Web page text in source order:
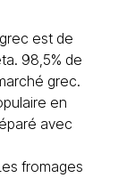
est de
98,5% de
grec.
en
avec
fromages